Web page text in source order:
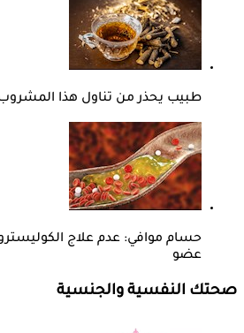
طبيب يحذر من تناول هذا المشروب:
حسام موافي: عدم علاج
عضو
صحتك النفسية والجنسية